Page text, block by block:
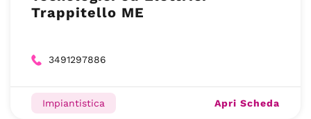
Trappitello ME
3491297886
Impiantistica Apri Scheda